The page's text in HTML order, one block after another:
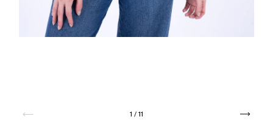
1 / 11